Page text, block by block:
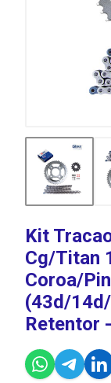
Kit
Cg/Titan
Coroa/
(43d/
Retentor